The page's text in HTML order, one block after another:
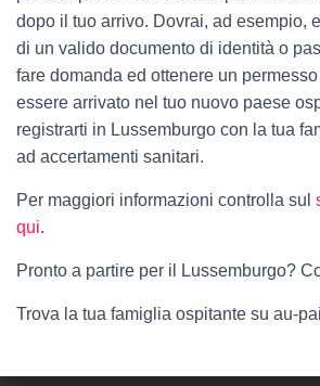
dopo il tuo arrivo. Dovrai, ad esempio,
di un valido documento di identità o
fare domanda ed ottenere un
essere arrivato nel tuo nuovo paese
registrarti in Lussemburgo con la tua
ad accertamenti sanitari.
Per maggiori informazioni controlla sul
qui.
Pronto a partire per il Lussemburgo?
Trova la tua famiglia ospitante su au-